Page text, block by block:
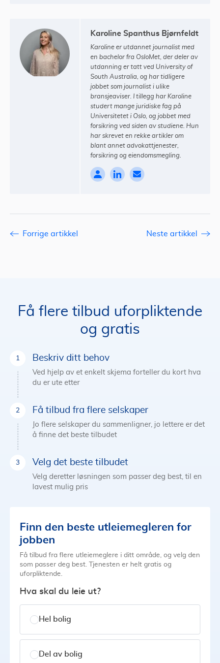
Karoline Spanthus Bjørnfeldt
Karoline er utdannet journalist med
en bachelor fra OsloMet, der deler av
utdanning er tatt ved University of
South Australia, og har tidligere
jobbet som journalist i ulike
bransjeaviser. I tillegg har Karoline
studert mange juridiske fag på
Universitetet i Oslo, og jobbet med
forsikring ved siden av studiene. Hun
har skrevet en rekke artikler om
blant annet advokattjenester,
forsikring og eiendomsmegling.
Forrige artikkel Neste artikkel
Få flere tilbud uforpliktende
og gratis
Beskriv ditt behov
Ved hjelp av et enkelt skjema forteller du kort hva
du er ute etter
Få tilbud fra flere selskaper
Jo flere selskaper du sammenligner, jo lettere er det
å finne det beste tilbudet
Velg det beste tilbudet
Velg deretter løsningen som passer deg best, til en
lavest mulig pris
Finn den beste utleiemegleren for
jobben
Få tilbud fra flere utleiemeglere i ditt område, og velg den
som passer deg best. Tjenesten er helt gratis og
uforpliktende.
Hva skal du leie ut?
Hel bolig
Del av bolig